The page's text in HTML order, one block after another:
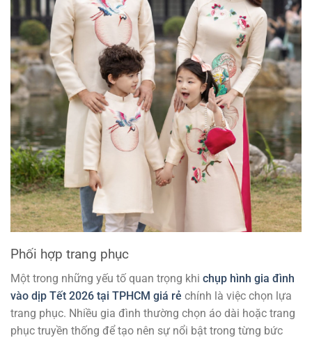
Phối hợp trang phục
Một trong những yếu tố quan trọng khi chụp hình gia đình
vào dịp Tết 2026 tại TPHCM giá rẻ chính là việc chọn lựa
trang phục. Nhiều gia đình thường chọn áo dài hoặc trang
phục truyền thống để tạo nên sự nổi bật trong từng bức